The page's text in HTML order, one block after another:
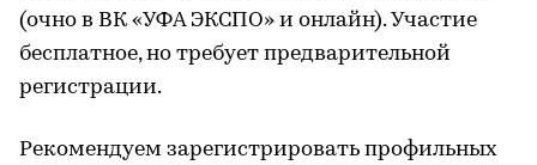
(очно в ВК «УФА ЭКСПО» и онлайн). Участие
бесплатное, но требует предварительной
регистрации.
Рекомендуем зарегистрировать профильных